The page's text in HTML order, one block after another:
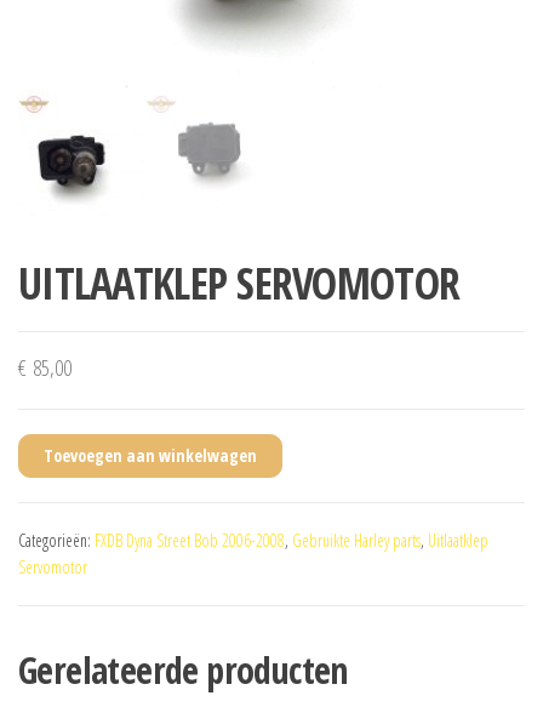
UITLAATKLEP SERVOMOTOR
€ 85,00
Toevoegen aan winkelwagen
Categorieën: FXDB Dyna Street Bob 2006-2008, Gebruikte Harley parts, Uitlaatklep
Servomotor
Gerelateerde producten